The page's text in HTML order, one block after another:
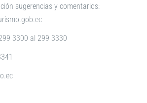
sugerencias y comentarios:
3300 al 299 3330